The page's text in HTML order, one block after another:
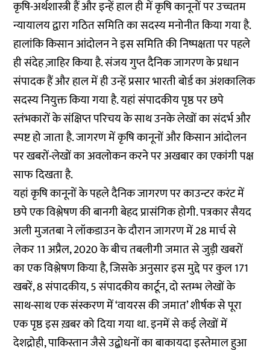
कृषि-अर्थशास्त्री हैं और इन्हें हाल ही में कृषि कानूनों पर उच्चतम
न्यायालय द्वारा गठित समिति का सदस्य मनोनीत किया गया है.
हालांकि किसान आंदोलन ने इस समिति की निष्पक्षता पर पहले
ही संदेह ज़ाहिर किया है. संजय गुप्त दैनिक जागरण के प्रधान
संपादक हैं और हाल में ही उन्हें प्रसार भारती बोर्ड का अंशकालिक
सदस्य नियुक्त किया गया है. यहां संपादकीय पृष्ठ पर छपे
स्तंभकारों के संक्षिप्त परिचय के साथ उनके लेखों का संदर्भ और
स्पष्ट हो जाता है. जागरण में कृषि कानूनों और किसान आंदोलन
पर खबरों-लेखों का अवलोकन करने पर अखबार का एकांगी पक्ष
साफ दिखता है.
यहां कृषि कानूनों के पहले दैनिक जागरण पर काउन्टर करंट में
छपे एक विश्लेषण की बानगी बेहद प्रासंगिक होगी. पत्रकार सैयद
अली मुजतबा ने लॉकडाउन के दौरान जागरण में 28 मार्च से
लेकर 11 अप्रैल, 2020 के बीच तबलीगी जमात से जुड़ी खबरों
का एक विश्लेषण किया है, जिसके अनुसार इस मुद्दे पर कुल 171
खबरें, 8 संपादकीय, 5 संपादकीय कार्टून, दो स्तम्भ लेखों के
साथ-साथ एक संस्करण में ‘वायरस की जमात’ शीर्षक से पूरा
एक पृष्ठ इस ख़बर को दिया गया था. इनमें से कई लेखों में
देशद्रोही, पाकिस्तान जैसे उद्बोधनों का बाकायदा इस्तेमाल हुआ